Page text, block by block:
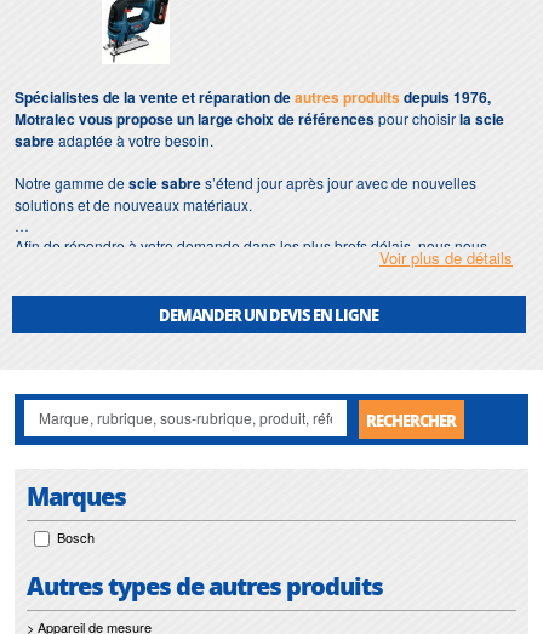
Spécialistes de la vente et réparation deautres produits depuis 1976,
Motralec vous propose un large choix de référencespour choisirla scie
sabreadaptée à votre besoin.
Notre gamme descie sabres’étend jour après jour avec de nouvelles
solutions et de nouveaux matériaux.
Afin de répondre à votre demande dans les plus brefs délais, nous nous
scie sabre.
met également à votre disposition son service de
maintenance descie sabre.
contraintes sont un gage d'efficacité, et garantissent l'absence de perturbation
de vos installations descie sabre.
Voir plus de détails
DEMANDER UN DEVIS EN LIGNE
RECHERCHER
Marques
Bosch
Autres types de autres produits
> Appareil de mesure